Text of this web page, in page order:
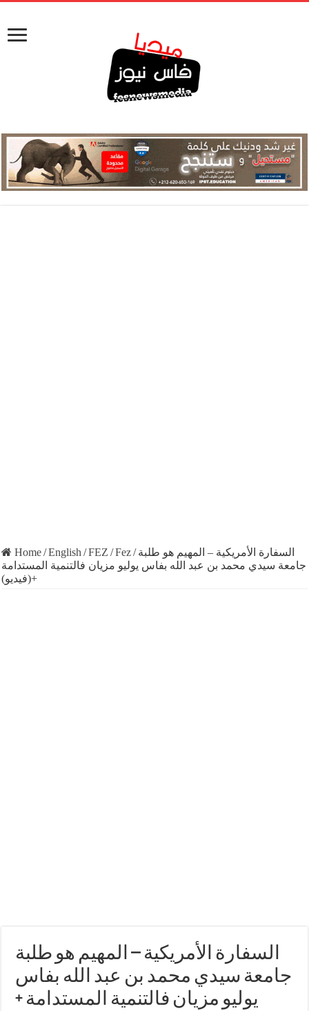
Home/English /FEZ /Fez/ السفارة الأمريكية – المهيم هو طلبة
جامعة سيدي محمد بن عبد الله بفاس يوليو مزيان فالتنمية المستدامة
+(فيديو)
السفارة الأمريكية – المهيم هو طلبة
جامعة سيدي محمد بن عبد الله بفاس
يوليو مزيان فالتنمية المستدامة +